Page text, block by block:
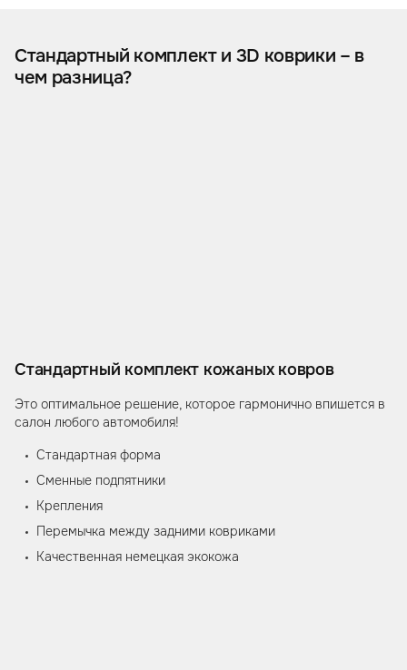
Стандартный комплект и 3D коврики – в
чем разница?
Стандартный комплект кожаных ковров
Это оптимальное решение, которое гармонично впишется в
салон любого автомобиля!
Стандартная форма
Сменные подпятники
Крепления
Перемычка между задними ковриками
Качественная немецкая экокожа